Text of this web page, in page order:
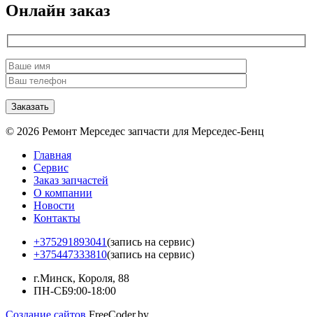
Онлайн заказ
© 2026 Ремонт Мерседес запчасти для Мерседес-Бенц
Главная
Сервис
Заказ запчастей
О компании
Новости
Контакты
+375291893041(запись на сервис)
+375447333810(запись на сервис)
г.Минск, Короля, 88
ПН-СБ9:00-18:00